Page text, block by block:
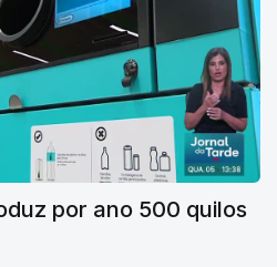
por ano 500 quilos